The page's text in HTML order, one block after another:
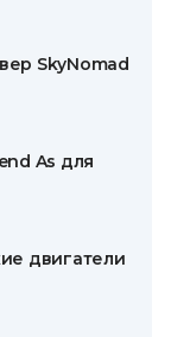
SkyNomad
As для
двигатели